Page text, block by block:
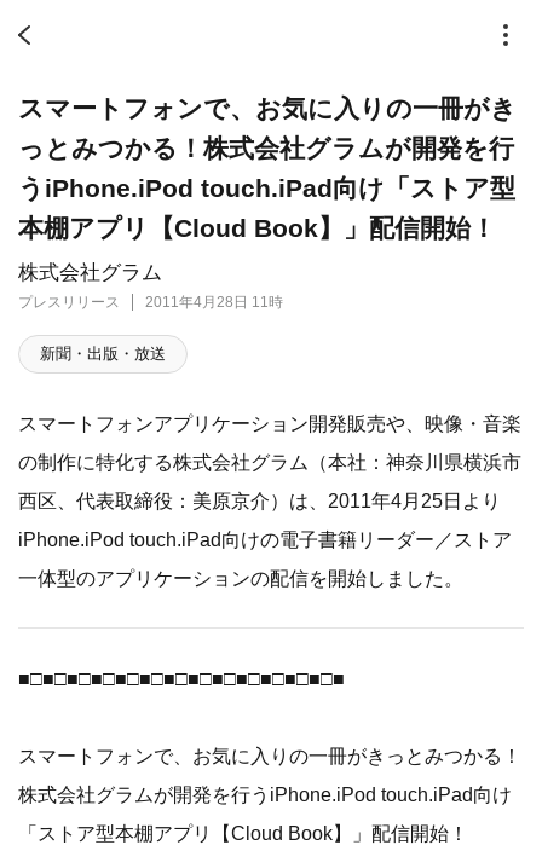
株式会社グラム
プレスリリース 2011年4月28日 11時
スマートフォンで、お気に入りの一冊がき
っとみつかる！株式会社グラムが開発を行
うiPhone.iPod touch.iPad向け「ストア型
本棚アプリ【Cloud Book】」配信開始！
新聞・出版・放送
スマートフォンアプリケーション開発販売や、映像・音楽
の制作に特化する株式会社グラム（本社：神奈川県横浜市
西区、代表取締役：美原京介）は、2011年4月25日より
iPhone.iPod touch.iPad向けの電子書籍リーダー／ストア
一体型のアプリケーションの配信を開始しました。
■□■□■□■□■□■□■□■□■□■□■□■□■□■
スマートフォンで、お気に入りの一冊がきっとみつかる！
株式会社グラムが開発を行うiPhone.iPod touch.iPad向け
「ストア型本棚アプリ【Cloud Book】」配信開始！